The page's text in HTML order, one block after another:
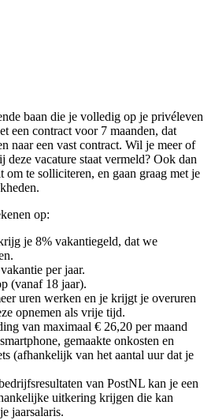
baan die je volledig op je privéleven
een contract voor 7 maanden, dat
naar een vast contract. Wil je meer of
deze vacature staat vermeld? Ook dan
te solliciteren, en gaan graag met je
op:
je 8% vakantiegeld, dat we
per jaar.
(vanaf 18 jaar).
uren werken en je krijgt je overuren
opnemen als vrije tijd.
van maximaal € 26,20 per maand
gemaakte onkosten en
(afhankelijk van het aantal uur dat je
van PostNL kan je een
uitkering krijgen die kan
jaarsalaris.